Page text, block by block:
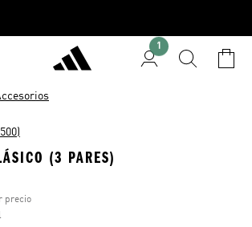
1
(3 PARES)
precio